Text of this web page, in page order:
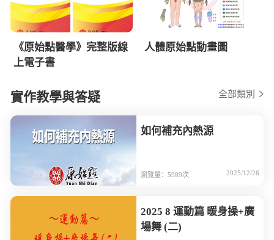
《原始點醫學》完整版線
上電子書
人體原始點動畫圖
實作教學與答疑 全部類別
如何補充內熱源
瀏覽量：5989次 2025/12/26
2025 8 運動篇 暖身操+廣
場舞 (二)